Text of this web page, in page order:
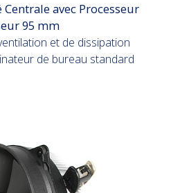
avec Processeur
95 mm
et de dissipation
de bureau standard